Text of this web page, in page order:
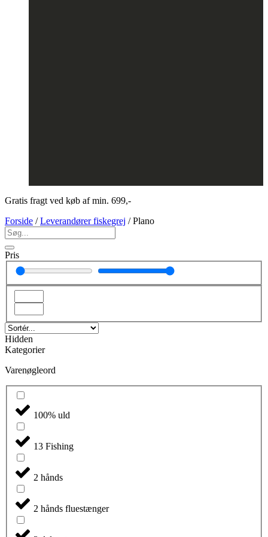
Gratis fragt ved køb af min. 699,-
Forside /Leverandører fiskegrej / Plano
Pris
Hidden
Kategorier
Varenøgleord
100% uld
13 Fishing
2 hånds
2 hånds fluestænger